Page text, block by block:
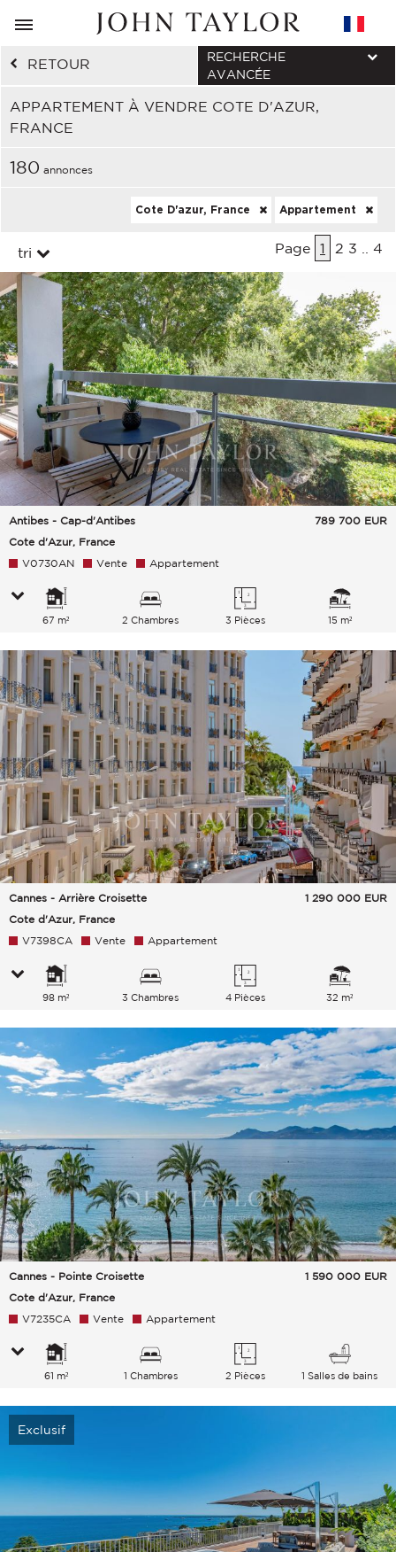
RETOUR
APPARTEMENT À VENDRE COTE D'AZUR,
FRANCE
RECHERCHE
AVANCÉE
180 annonces
Cote D'azur, France Appartement
tri Page 1 2 3 4
Antibes - Cap-d'Antibes
Cote d'Azur, France
789 700 EUR
V0730AN Vente Appartement
67 m² 2 Chambres 3 Pièces 15 m²
Cannes - Arrière Croisette
Cote d'Azur, France
1 290 000 EUR
V7398CA Vente Appartement
98 m² 3 Chambres 4 Pièces 32 m²
Cannes - Pointe Croisette
Cote d'Azur, France
1 590 000 EUR
V7235CA Vente Appartement
61 m² 1 Chambres 2 Pièces 1 Salles de bains
Exclusif